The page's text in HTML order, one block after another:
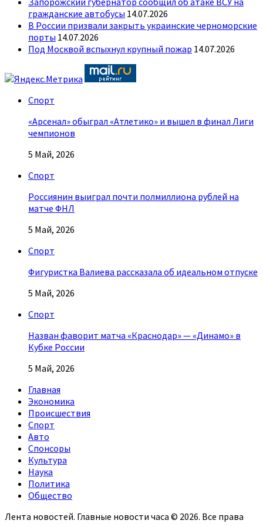
гражданские автобусы 14.07.2026
В России призвали закрыть украинские черноморские
порты 14.07.2026
Под Москвой вспыхнул крупный пожар 14.07.2026
Спорт
«Арсенал» обыграл «Атлетико» и вышел в финал Лиги
чемпионов
5 Май, 2026
Спорт
Россиянин выиграл почти полмиллиона рублей на
матче ФНЛ
5 Май, 2026
Спорт
Фигуристка Валиева рассказала об идеальном отпуске
5 Май, 2026
Спорт
Назван фаворит матча «Краснодар» — «Динамо» в
Кубке России
5 Май, 2026
Главная
Экономика
Происшествия
Спорт
Авто
Спонсоры
Культура
Наука
Политика
Общество
Лента новостей. Главные новости часа © 2026. Все права